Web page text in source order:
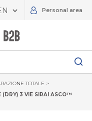
Personal area
TOTALE >
(DRY) 3 VIE SIRAI ASCO™